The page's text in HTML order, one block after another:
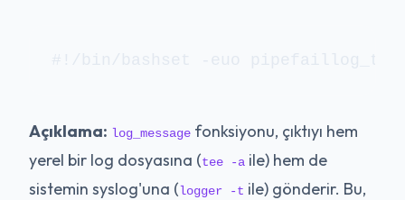
Açıklama: log_message fonksiyonu, çıktıyı hem
yerel bir log dosyasına (tee -a ile) hem de
sistemin syslog'una (logger -t ile) gönderir. Bu,